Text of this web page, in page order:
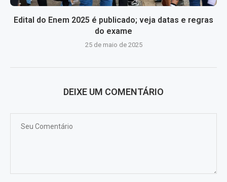
Edital do Enem 2025 é publicado; veja datas e regras
do exame
25 de maio de 2025
DEIXE UM COMENTÁRIO